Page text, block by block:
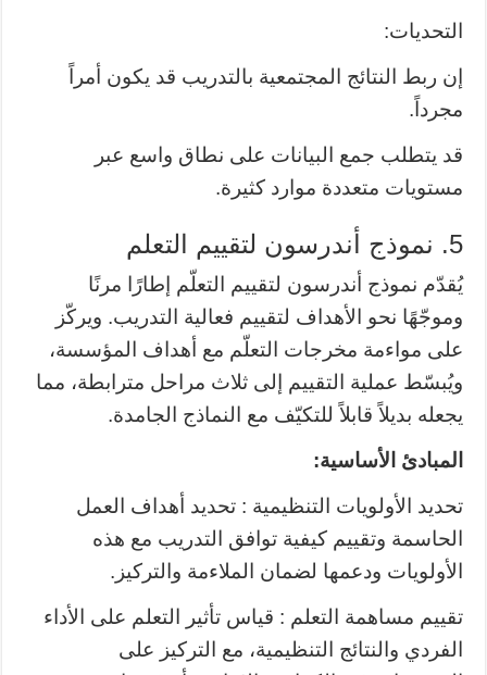
التحديات:
إن ربط النتائج المجتمعية بالتدريب قد يكون أمراً
مجرداً.
قد يتطلب جمع البيانات على نطاق واسع عبر
مستويات متعددة موارد كثيرة.
5. نموذج أندرسون لتقييم التعلم
يُقدّم نموذج أندرسون لتقييم التعلّم إطارًا مرنًا
وموجّهًا نحو الأهداف لتقييم فعالية التدريب. ويركّز
على مواءمة مخرجات التعلّم مع أهداف المؤسسة،
ويُبسّط عملية التقييم إلى ثلاث مراحل مترابطة، مما
يجعله بديلاً قابلاً للتكيّف مع النماذج الجامدة.
المبادئ الأساسية:
تحديد الأولويات التنظيمية : تحديد أهداف العمل
الحاسمة وتقييم كيفية توافق التدريب مع هذه
الأولويات ودعمها لضمان الملاءمة والتركيز.
تقييم مساهمة التعلم : قياس تأثير التعلم على الأداء
الفردي والنتائج التنظيمية، مع التركيز على